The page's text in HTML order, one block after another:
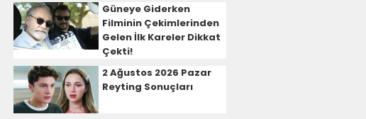
Güneye Giderken
Filminin Çekimlerinden
Gelen İlk Kareler Dikkat
Çekti!
2 Ağustos 2026 Pazar
Reyting Sonuçları